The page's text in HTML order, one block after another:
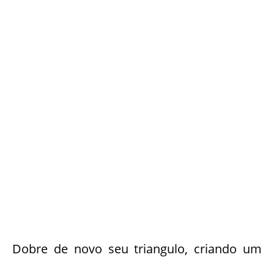
Dobre de novo seu triangulo, criando um